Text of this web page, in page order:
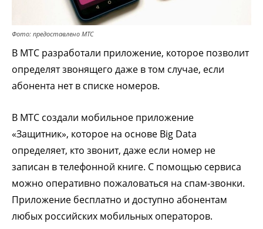
Фото: предоставлено МТС
В МТС разработали приложение, которое позволит
определят звонящего даже в том случае, если
абонента нет в списке номеров.
В МТС создали мобильное приложение
«Защитник», которое на основе Big Data
определяет, кто звонит, даже если номер не
записан в телефонной книге. С помощью сервиса
можно оперативно пожаловаться на спам-звонки.
Приложение бесплатно и доступно абонентам
любых российских мобильных операторов.